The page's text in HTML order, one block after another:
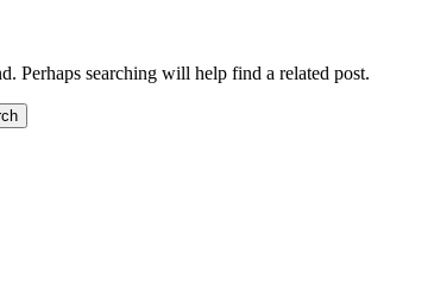
Perhaps searching will help find a related post.